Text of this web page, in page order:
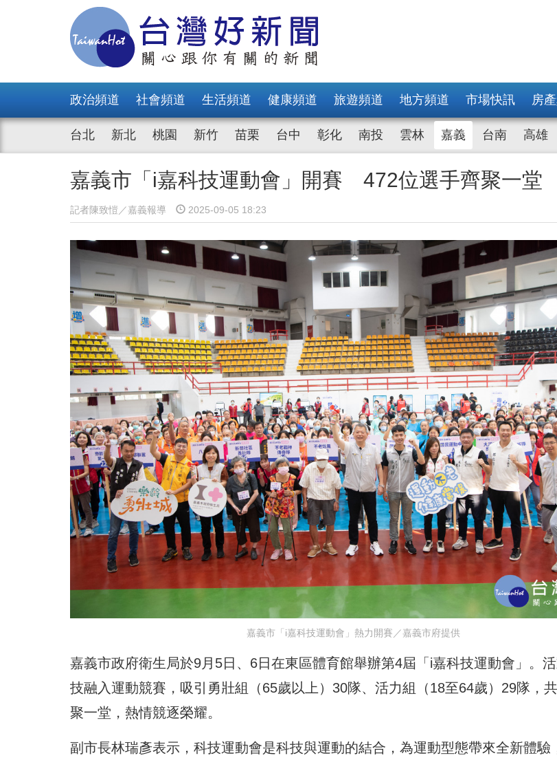
政治頻道 社會頻道 生活頻道 健康頻道 旅遊頻道 地方頻道 市場快訊 房
台北 新北 桃園 新竹 苗栗 台中 彰化 南投 雲林 嘉義 台南 高雄
嘉義市「i嘉科技運動會」開賽 472位選手齊聚一堂
記者陳致愷／嘉義報導 2025-09-05 18:23
嘉義市「i嘉科技運動會」熱力開賽／嘉義市府提供
嘉義市政府衛生局於9月5日、6日在東區體育館舉辦第4屆「i嘉科技運動會」。
技融入運動競賽，吸引勇壯組（65歲以上）30隊、活力組（18至64歲）29隊，
聚一堂，熱情競逐榮耀。
副市長林瑞彥表示，科技運動會是科技與運動的結合，為運動型態帶來全新體驗